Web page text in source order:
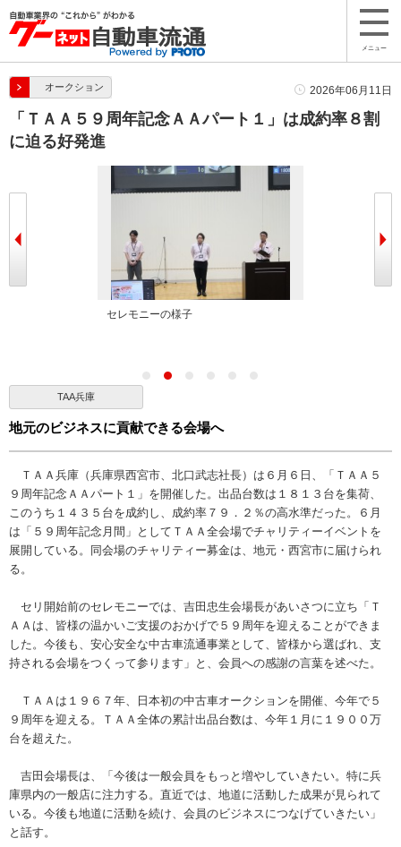
メニュー
オークション 2026年06月11日
「ＴＡＡ５９周年記念ＡＡパート１」は成約率８割
に迫る好発進
セレモニーの様子
TAA兵庫
地元のビジネスに貢献できる会場へ
ＴＡＡ兵庫（兵庫県西宮市、北口武志社長）は６月６日、「ＴＡＡ５
９周年記念ＡＡパート１」を開催した。出品台数は１８１３台を集荷、
このうち１４３５台を成約し、成約率７９．２％の高水準だった。６月
は「５９周年記念月間」としてＴＡＡ全会場でチャリティーイベントを
展開している。同会場のチャリティー募金は、地元・西宮市に届けられ
る。
セリ開始前のセレモニーでは、吉田忠生会場長があいさつに立ち「Ｔ
ＡＡは、皆様の温かいご支援のおかげで５９周年を迎えることができま
した。今後も、安心安全な中古車流通事業として、皆様から選ばれ、支
持される会場をつくって参ります」と、会員への感謝の言葉を述べた。
ＴＡＡは１９６７年、日本初の中古車オークションを開催、今年で５
９周年を迎える。ＴＡＡ全体の累計出品台数は、今年１月に１９００万
台を超えた。
吉田会場長は、「今後は一般会員をもっと増やしていきたい。特に兵
庫県内の一般店に注力する。直近では、地道に活動した成果が見られて
いる。今後も地道に活動を続け、会員のビジネスにつなげていきたい」
と話す。